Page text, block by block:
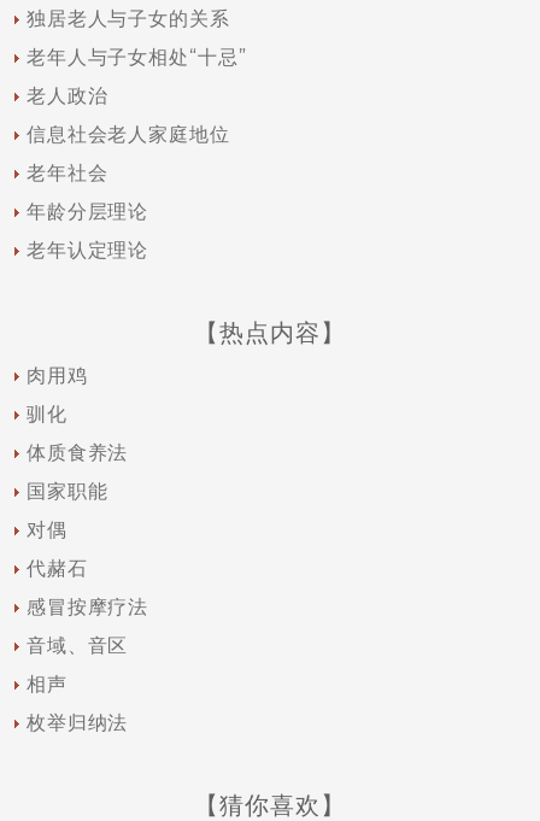
独居老人与子女的关系
老年人与子女相处“十忌”
老人政治
信息社会老人家庭地位
老年社会
年龄分层理论
老年认定理论
【热点内容】
肉用鸡
驯化
体质食养法
国家职能
对偶
代赭石
感冒按摩疗法
音域、音区
相声
枚举归纳法
【猜你喜欢】